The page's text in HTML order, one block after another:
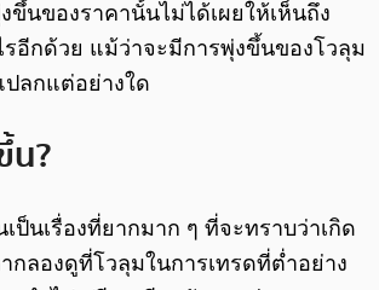
ขึ้นของราคานั้นไม่ได้เผยให้เห็นถึง
อีกด้วย แม้ว่าจะมีการพุ่งขึ้นของโวลุม
ลกแต่อย่างใด
น?
ป็นเรื่องที่ยากมาก ๆ ที่จะทราบว่าเกิด
กลองดูที่โวลุมในการเทรดที่ต่ำอย่าง